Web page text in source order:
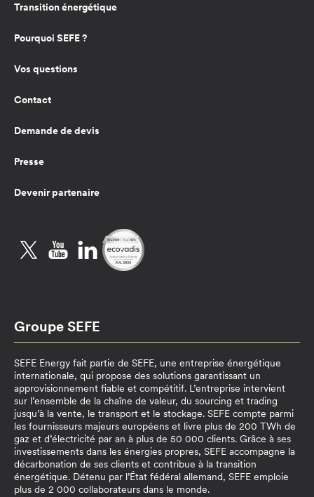
Transition énergétique
Pourquoi SEFE ?
Vos questions
Contact
Demande de devis
Presse
Devenir partenaire
TwitterYouTubeLinkedIn
Groupe SEFE
SEFE Energy fait partie de SEFE, une entreprise énergétique
internationale, qui propose des solutions garantissant un
approvisionnement fiable et compétitif. L’entreprise intervient
sur l’ensemble de la chaîne de valeur, du sourcing et trading
jusqu’à la vente, le transport et le stockage. SEFE compte parmi
les fournisseurs majeurs européens et livre plus de 200 TWh de
gaz et d’électricité par an à plus de 50 000 clients. Grâce à ses
investissements dans les énergies propres, SEFE accompagne la
décarbonation de ses clients et contribue à la transition
énergétique. Détenu par l’État fédéral allemand, SEFE emploie
plus de 2 000 collaborateurs dans le monde.